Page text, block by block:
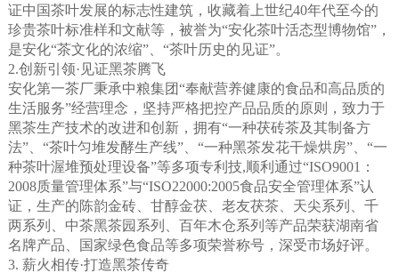
证中国茶叶发展的标志性建筑，收藏着上世纪40年代至今的
珍贵茶叶标准样和文献等，被誉为“安化茶叶活态型博物馆”，
是安化“茶文化的浓缩”、“茶叶历史的见证”。
2.创新引领·见证黑茶腾飞
安化第一茶厂秉承中粮集团“奉献营养健康的食品和高品质的
生活服务”经营理念，坚持严格把控产品品质的原则，致力于
黑茶生产技术的改进和创新，拥有“一种茯砖茶及其制备方
法”、“茶叶匀堆发酵生产线”、“一种黑茶发花干燥烘房”、“一
种茶叶渥堆预处理设备”等多项专利技,顺利通过“ISO9001：
2008质量管理体系”与“ISO22000:2005食品安全管理体系”认
证，生产的陈韵金砖、甘醇金茯、老友茯茶、天尖系列、千
两系列、中茶黑茶园系列、百年木仓系列等产品荣获湖南省
名牌产品、国家绿色食品等多项荣誉称号，深受市场好评。
3. 薪火相传·打造黑茶传奇